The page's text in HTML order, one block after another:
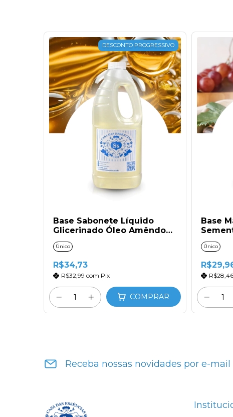
DESCONTO PROGRESSIVO
Base Sabonete Líquido
Glicerinado Óleo Amêndoas
e Silicone (2l)
Único
R$34,73
R$32,99 com Pix
COMPRAR
Base
Único
R$28,46
Receba nossas novidades por e-mail